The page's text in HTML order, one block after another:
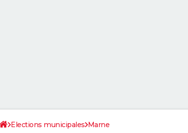
Elections municipales Marne